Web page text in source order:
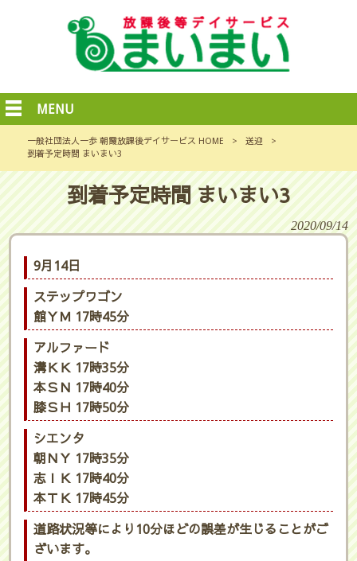
MENU
一般社団法人一歩 朝霞放課後デイサービス HOME > 送迎
>
到着予定時間 まいまい3
到着予定時間 まいまい3
2020/09/14
9月14日
ステップワゴン
館ＹＭ 17時45分
アルファード
溝ＫＫ 17時35分
本ＳＮ 17時40分
膝ＳＨ 17時50分
シエンタ
朝ＮＹ 17時35分
志ＩＫ 17時40分
本ＴＫ 17時45分
道路状況等により10分ほどの誤差が生じることがご
ざいます。